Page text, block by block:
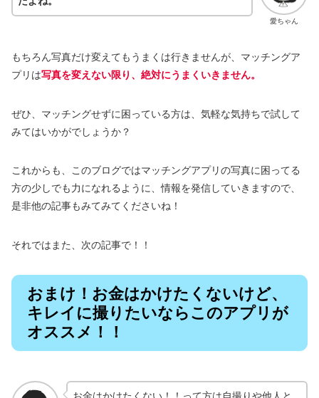
愛ちゃん
もちろん写真だけ変えてもうまくは行きませんが、マッチングア
プリは写真を変えない限り、絶対にうまくいきません。
ぜひ、マッチングせずに困っている方は、気軽な気持ちで試して
みてはいかがでしょうか？
これからも、このブログではマッチングアプリの写真に困ってる
方の少しでも力になれるように、情報を発信していきますので、
是非他の記事もみてみてくださいね！
それではまた、次の記事で！！
おまけ！お金はかけたくないけど、
キレイに撮りたいならこのアプリが
オススメ！！